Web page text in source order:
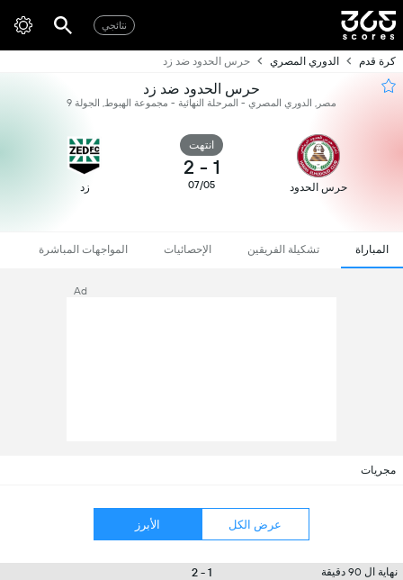
نتائجي
كرة قدم الدوري المصري حرس الحدود ضد زد
حرس الحدود ضد زد
مصر, الدوري المصري - المرحلة النهائية - مجموعة الهبوط, الجولة 9
حرس الحدود
انتهت
1
-
2
07/05 زد
المباراة تشكيلة الفريقين الإحصائيات المواجهات المباشرة
Ad
مجريات
عرض الكل الأبرز
نهاية ال 90 دقيقة 1 - 2